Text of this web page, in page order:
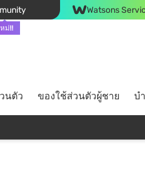
ม่!!
Watsons
นตัว ของใช้ส่วนตัวผู้ชาย บ